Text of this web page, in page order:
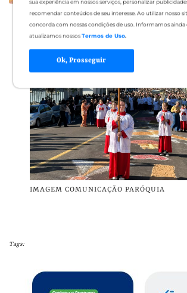
sua experiência em nossos serviços, personalizar
recomendar conteúdos de seu interesse. Ao utilizar nosso
concorda com nossas condições de uso. Informamos ainda
atualizamos nossosTermos de Uso.
Ok, Prosseguir
IMAGEM COMUNICAÇÃO PARÓQUIA
Tags: